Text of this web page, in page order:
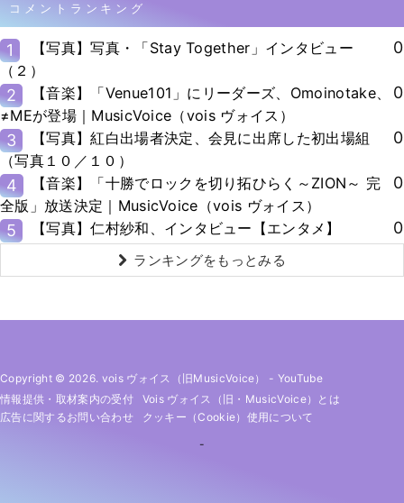
コメントランキング
1
【写真】写真・「Stay Together」インタビュー
（２）
0
2
【音楽】「Venue101」にリーダーズ、Omoinotake、
≠MEが登場｜MusicVoice（vois ヴォイス）
0
3
【写真】紅白出場者決定、会見に出席した初出場組
（写真１０／１０）
0
4
【音楽】「十勝でロックを切り拓ひらく～ZION～ 完
全版」放送決定｜MusicVoice（vois ヴォイス）
0
5 【写真】仁村紗和、インタビュー【エンタメ】 0
ランキングをもっとみる
Copyright © 2026. vois ヴォイス（旧MusicVoice） - YouTube
情報提供・取材案内の受付
Vois ヴォイス（旧・MusicVoice）とは
広告に関するお問い合わせ
クッキー（cookie）使用について
-